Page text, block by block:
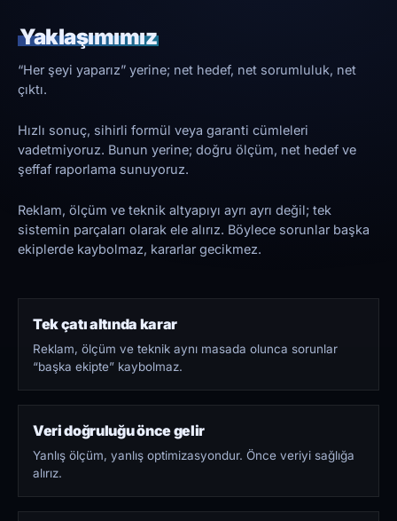
Yaklaşımımız
“Her şeyi yaparız” yerine; net hedef, net sorumluluk, net
çıktı.
Hızlı sonuç, sihirli formül veya garanti cümleleri
vadetmiyoruz. Bunun yerine; doğru ölçüm, net hedef ve
şeffaf raporlama sunuyoruz.
Reklam, ölçüm ve teknik altyapıyı ayrı ayrı değil; tek
sistemin parçaları olarak ele alırız. Böylece sorunlar başka
ekiplerde kaybolmaz, kararlar gecikmez.
Tek çatı altında karar
Reklam, ölçüm ve teknik aynı masada olunca sorunlar
“başka ekipte” kaybolmaz.
Veri doğruluğu önce gelir
Yanlış ölçüm, yanlış optimizasyondur. Önce veriyi sağlığa
alırız.